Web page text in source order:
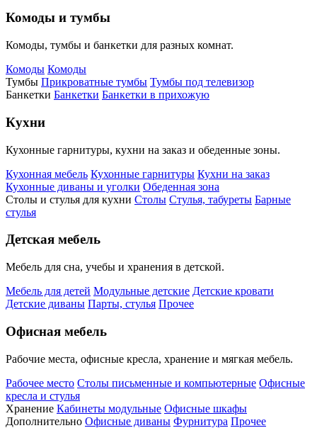
Комоды и тумбы
Комоды, тумбы и банкетки для разных комнат.
Комоды Комоды
Тумбы Прикроватные тумбы Тумбы под телевизор
Банкетки Банкетки Банкетки в прихожую
Кухни
Кухонные гарнитуры, кухни на заказ и обеденные зоны.
Кухонная мебель Кухонные гарнитуры Кухни на заказ
Кухонные диваны и уголки Обеденная зона
Столы и стулья для кухни Столы Стулья, табуреты Барные
стулья
Детская мебель
Мебель для сна, учебы и хранения в детской.
Мебель для детей Модульные детские Детские кровати
Детские диваны Парты, стулья Прочее
Офисная мебель
Рабочие места, офисные кресла, хранение и мягкая мебель.
Рабочее место Столы письменные и компьютерные Офисные
кресла и стулья
Хранение Кабинеты модульные Офисные шкафы
Дополнительно Офисные диваны Фурнитура Прочее